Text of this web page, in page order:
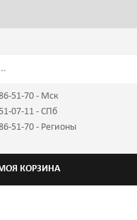
51-70- Мск
07-11 - СПб
51-70- Регионы
КОРЗИНА